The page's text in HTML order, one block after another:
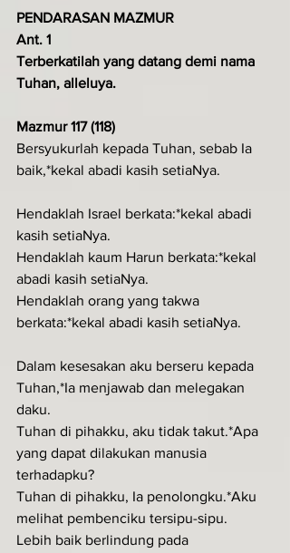
PENDARASAN MAZMUR
Ant. 1
Terberkatilah yang datang demi nama
Tuhan, alleluya.
Mazmur 117 (118)
Bersyukurlah kepada Tuhan, sebab Ia
baik,*kekal abadi kasih setiaNya.
Hendaklah Israel berkata:*kekal abadi
kasih setiaNya.
Hendaklah kaum Harun berkata:*kekal
abadi kasih setiaNya.
Hendaklah orang yang takwa
berkata:*kekal abadi kasih setiaNya.
Dalam kesesakan aku berseru kepada
Tuhan,*Ia menjawab dan melegakan
daku.
Tuhan di pihakku, aku tidak takut.*Apa
yang dapat dilakukan manusia
terhadapku?
Tuhan di pihakku, Ia penolongku.*Aku
melihat pembenciku tersipu-sipu.
Lebih baik berlindung pada